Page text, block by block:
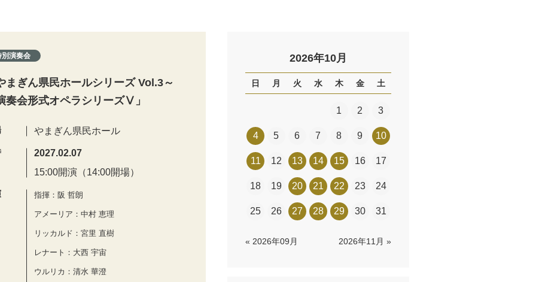
別演奏会
まぎん県民ホールシリーズ Vol.3～
奏会形式オペラシリーズⅤ」
やまぎん県民ホール
2027.02.07
15:00開演（14:00開場）
指揮：阪 哲朗
アメーリア：中村 恵理
リッカルド：宮里 直樹
レナート：大西 宇宙
ウルリカ：清水 華澄
2026年10月
日 月 火 水 木 金 土
1 2 3
4 5 6 7 8 9 10
11 12 13 14 15 16 17
18 19 20 21 22 23 24
25 26 27 28 29 30 31
« 2026年09月 2026年11月 »